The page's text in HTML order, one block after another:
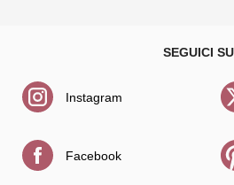
Instagram
Facebook